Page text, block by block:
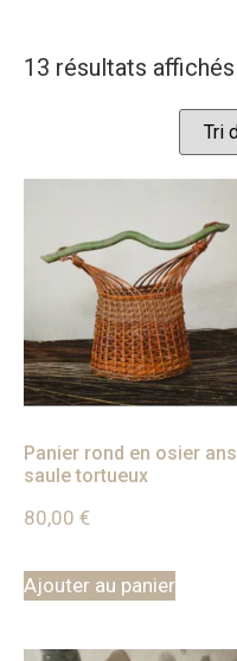
13 résultats affichés
Panier rond en osier
saule tortueux
80,00 €
Ajouter au panier